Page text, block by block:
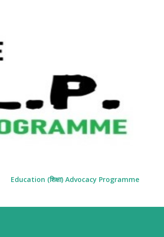
Education (शिक्षा) Advocacy Programme